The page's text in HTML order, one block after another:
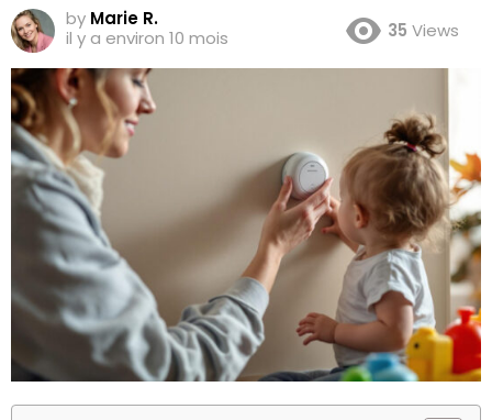
by Marie R.
il y a environ 10 mois
35 Views